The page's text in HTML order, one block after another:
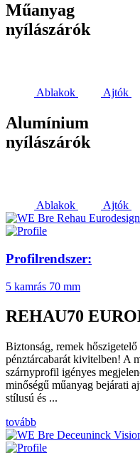
Műanyag
nyílászárók
Ablakok Ajtók
Alumínium
nyílászárók
Ablakok Ajtók
Profilrendszer:
5 kamrás 70 mm
REHAU70
Biztonság, remek
pénztárcabarát kivitelben! A
szárnyprofil igényes
minőségű műanyag bejárati
stílusú és ...
tovább